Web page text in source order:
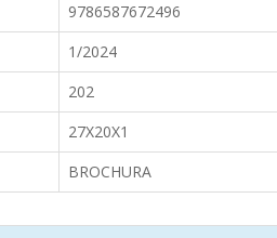
9786587672496
1/2024
202
27X20X1
BROCHURA